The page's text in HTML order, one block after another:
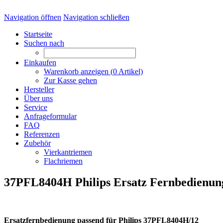
Navigation öffnen Navigation schließen
Startseite
Suchen nach
Einkaufen
Warenkorb anzeigen (0 Artikel)
Zur Kasse gehen
Hersteller
Über uns
Service
Anfrageformular
FAQ
Referenzen
Zubehör
Vierkantriemen
Flachriemen
37PFL8404H Philips Ersatz
Ersatzfernbedienung passend für Philips 37PFL8404H/12